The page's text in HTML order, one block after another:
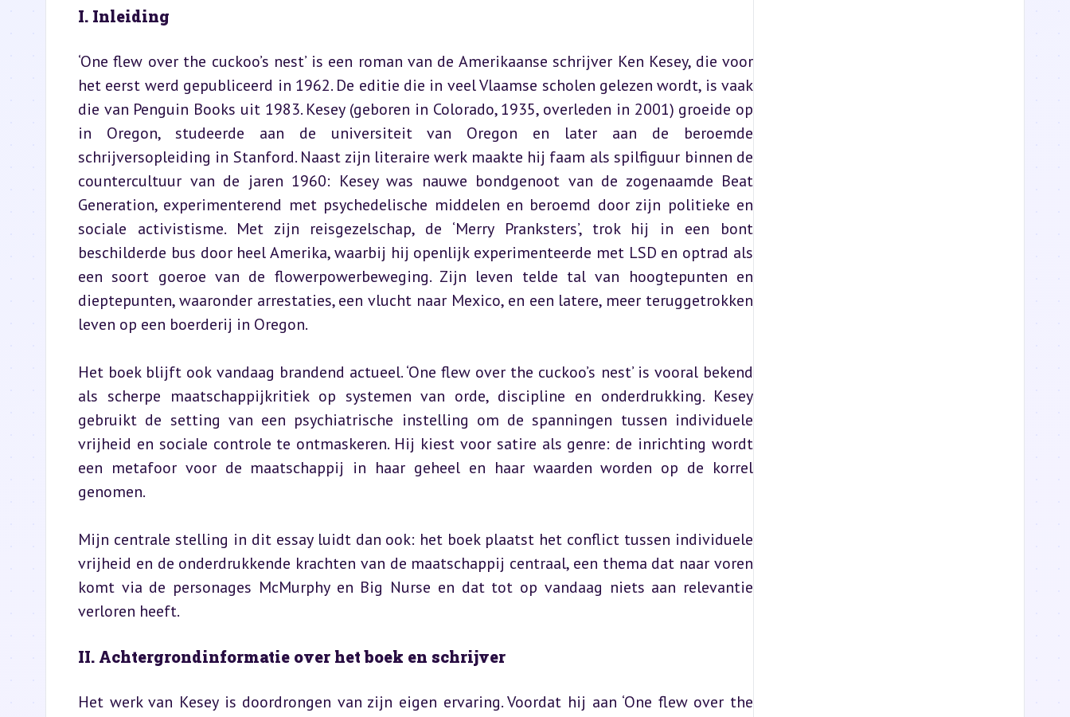
I. Inleiding
‘One flew over the cuckoo’s nest’ is een roman van de Amerikaanse schrijver Ken Kesey, die voor
het eerst werd gepubliceerd in 1962. De editie die in veel Vlaamse scholen gelezen wordt, is vaak
die van Penguin Books uit 1983. Kesey (geboren in Colorado, 1935, overleden in 2001) groeide op
in Oregon, studeerde aan de universiteit van Oregon en later aan de beroemde
schrijversopleiding in Stanford. Naast zijn literaire werk maakte hij faam als spilfiguur binnen de
countercultuur van de jaren 1960: Kesey was nauwe bondgenoot van de zogenaamde Beat
Generation, experimenterend met psychedelische middelen en beroemd door zijn politieke en
sociale activistisme. Met zijn reisgezelschap, de ‘Merry Pranksters’, trok hij in een bont
beschilderde bus door heel Amerika, waarbij hij openlijk experimenteerde met LSD en optrad als
een soort goeroe van de flowerpowerbeweging. Zijn leven telde tal van hoogtepunten en
dieptepunten, waaronder arrestaties, een vlucht naar Mexico, en een latere, meer teruggetrokken
leven op een boerderij in Oregon.
Het boek blijft ook vandaag brandend actueel. ‘One flew over the cuckoo’s nest’ is vooral bekend
als scherpe maatschappijkritiek op systemen van orde, discipline en onderdrukking. Kesey
gebruikt de setting van een psychiatrische instelling om de spanningen tussen individuele
vrijheid en sociale controle te ontmaskeren. Hij kiest voor satire als genre: de inrichting wordt
een metafoor voor de maatschappij in haar geheel en haar waarden worden op de korrel
genomen.
Mijn centrale stelling in dit essay luidt dan ook: het boek plaatst het conflict tussen individuele
vrijheid en de onderdrukkende krachten van de maatschappij centraal, een thema dat naar voren
komt via de personages McMurphy en Big Nurse en dat tot op vandaag niets aan relevantie
verloren heeft.
II. Achtergrondinformatie over het boek en schrijver
Het werk van Kesey is doordrongen van zijn eigen ervaring. Voordat hij aan ‘One flew over the